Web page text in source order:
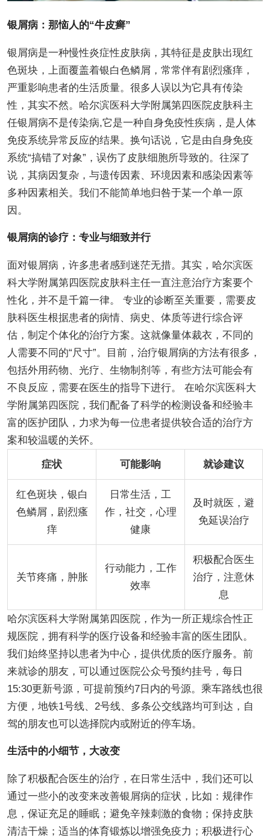
银屑病：那恼人的“牛皮癣”
银屑病是一种慢性炎症性皮肤病，其特征是皮肤出现红
色斑块，上面覆盖着银白色鳞屑，常常伴有剧烈瘙痒，
严重影响患者的生活质量。很多人误以为它具有传染
性，其实不然。哈尔滨医科大学附属第四医院皮肤科主
任银屑病不是传染病,它是一种自身免疫性疾病，是人体
免疫系统异常反应的结果。换句话说，它是由自身免疫
系统“搞错了对象”，误伤了皮肤细胞所导致的。往深了
说，其病因复杂，与遗传因素、环境因素和感染因素等
多种因素相关。我们不能简单地归咎于某一个单一原
因。
银屑病的诊疗：专业与细致并行
面对银屑病，许多患者感到迷茫无措。其实，哈尔滨医
科大学附属第四医院皮肤科主任一直注意治疗方案要个
性化，并不是千篇一律。 专业的诊断至关重要，需要皮
肤科医生根据患者的病情、病史、体质等进行综合评
估，制定个体化的治疗方案。这就像量体裁衣，不同的
人需要不同的“尺寸”。目前，治疗银屑病的方法有很多，
包括外用药物、光疗、生物制剂等，有些方法可能会有
不良反应，需要在医生的指导下进行。 在哈尔滨医科大
学附属第四医院，我们配备了科学的检测设备和经验丰
富的医护团队，力求为每一位患者提供较合适的治疗方
案和较温暖的关怀。
症状 可能影响 就诊建议
红色斑块，银白
色鳞屑，剧烈瘙
痒
日常生活，工
作，社交，心理
健康
及时就医，避
免延误治疗
关节疼痛，肿胀
行动能力，工作
效率
积极配合医生
治疗，注意休
息
哈尔滨医科大学附属第四医院，作为一所正规综合性正
规医院，拥有科学的医疗设备和经验丰富的医生团队。
我们始终坚持以患者为中心，提供优质的医疗服务。前
来就诊的朋友，可以通过医院公众号预约挂号，每日
15:30更新号源，可提前预约7日内的号源。乘车路线也很
方便，地铁1号线、2号线、多条公交线路均可到达，自
驾的朋友也可以选择院内或附近的停车场。
生活中的小细节，大改变
除了积极配合医生的治疗，在日常生活中，我们还可以
通过一些小的改变来改善银屑病的症状，比如：规律作
息，保证充足的睡眠；避免辛辣刺激的食物；保持皮肤
清洁干燥；适当的体育锻炼以增强免疫力；积极进行心